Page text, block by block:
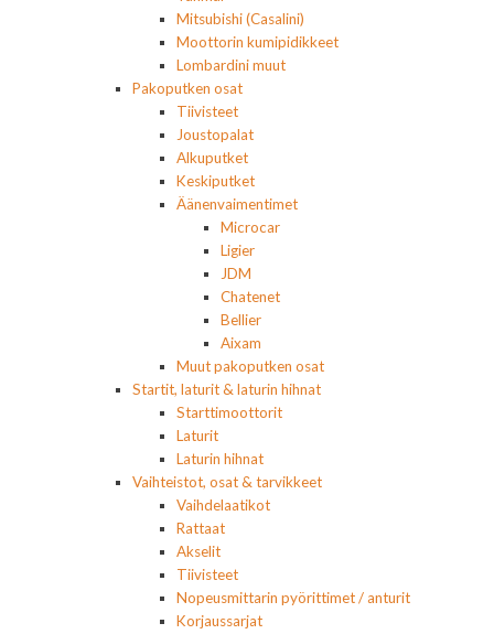
Mitsubishi (Casalini)
Moottorin kumipidikkeet
Lombardini muut
Pakoputken osat
Tiivisteet
Joustopalat
Alkuputket
Keskiputket
Äänenvaimentimet
Microcar
Ligier
JDM
Chatenet
Bellier
Aixam
Muut pakoputken osat
Startit, laturit & laturin hihnat
Starttimoottorit
Laturit
Laturin hihnat
Vaihteistot, osat & tarvikkeet
Vaihdelaatikot
Rattaat
Akselit
Tiivisteet
Nopeusmittarin pyörittimet / anturit
Korjaussarjat